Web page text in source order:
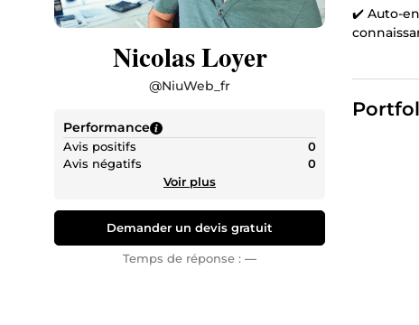
Nicolas Loyer
@NiuWeb_fr
Performance
Avis positifs
0
Avis négatifs
0
Voir plus
Demander un devis gratuit
Temps de réponse : —
✔️ Auto-
💡 Envie
À très